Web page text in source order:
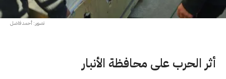
تصوير: أحمد فاضل
أثر الحرب على محافظة الأنبار